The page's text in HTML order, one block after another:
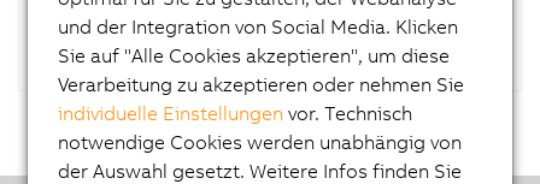
und der Integration von Social Media. Klicken
Sie auf "Alle Cookies akzeptieren", um diese
Verarbeitung zu akzeptieren oder nehmen Sie
individuelle Einstellungen vor. Technisch
notwendige Cookies werden unabhängig von
der Auswahl gesetzt. Weitere Infos finden Sie